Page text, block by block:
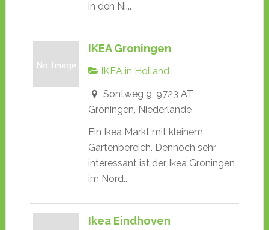
in den Ni...
IKEA Groningen
IKEA in Holland
Sontweg 9, 9723 AT
Groningen, Niederlande
Ein Ikea Markt mit kleinem
Gartenbereich. Dennoch sehr
interessant ist der Ikea Groningen
im Nord...
Ikea Eindhoven